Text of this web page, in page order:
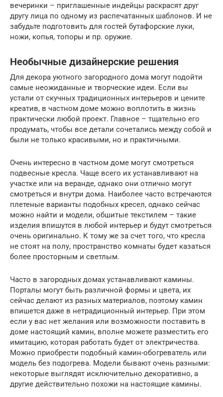
вечеринки – приглашенные индейцы раскрасят друг
другу лица по одному из распечатанных шаблонов. И не
забудьте подготовить для гостей бутафорские луки,
ножи, копья, топоры и пр. оружие.
Необычные дизайнерские решения
Для декора уютного загородного дома могут подойти
самые неожиданные и творческие идеи. Если вы
устали от скучных традиционных интерьеров и цените
креатив, в частном доме можно воплотить в жизнь
практически любой проект. Главное – тщательно его
продумать, чтобы все детали сочетались между собой и
были не только красивыми, но и практичными.
Очень интересно в частном доме могут смотреться
подвесные кресла. Чаще всего их устанавливают на
участке или на веранде, однако они отлично могут
смотреться и внутри дома. Наиболее часто встречаются
плетеные варианты подобных кресел, однако сейчас
можно найти и модели, обшитые текстилем – такие
изделия впишутся в любой интерьер и будут смотреться
очень оригинально. К тому же за счет того, что кресла
не стоят на полу, пространство комнаты будет казаться
более просторным и светлым.
Часто в загородных домах устанавливают камины.
Порталы могут быть различной формы и цвета, их
сейчас делают из разных материалов, поэтому камин
впишется даже в нетрадиционный интерьер. При этом
если у вас нет желания или возможности поставить в
доме настоящий камин, вполне можете разместить его
имитацию, которая работать будет от электричества.
Можно приобрести подобный камин-обогреватель или
модель без подогрева. Модели бывают очень разными:
некоторые выглядят исключительно декоративно, а
другие действительно похожи на настоящие камины.